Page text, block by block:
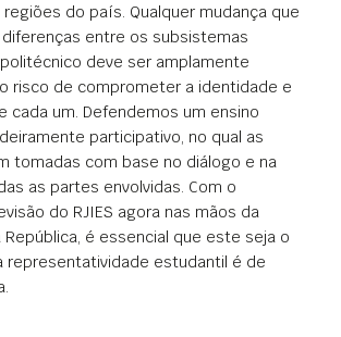
do país. Qualquer mudança que
entre os subsistemas
deve ser amplamente
risco de comprometer a identidade e
cada um. Defendemos um ensino
participativo, no qual as
tomadas com base no diálogo e na
as partes envolvidas. Com o
do RJIES agora nas mãos da
é essencial que este seja o
representatividade estudantil é de